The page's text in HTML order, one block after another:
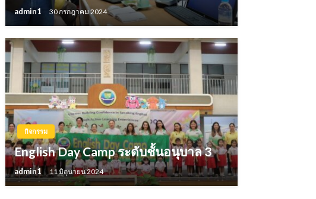
admin1 30 กรกฎาคม 2024
กิจกรรม
English Day Camp ระดับชั้นอนุบาล 3
admin1 11 มิถุนายน 2024